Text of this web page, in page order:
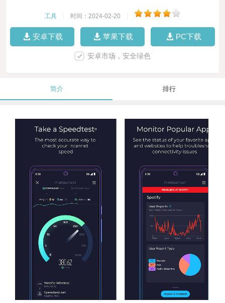
工具 时间：2024-02-20
安卓下载 苹果下载 PC下载
安卓市场，安全绿色
简介 排行